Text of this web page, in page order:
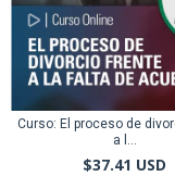
Curso: El proceso de
a l...
$37.41 USD